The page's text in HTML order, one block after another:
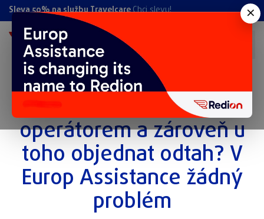
Sleva 50% na službu TravelcareChci slevu!
Povídat si s virutálním
operátorem a zároveň u
toho objednat odtah? V
Europ Assistance žádný
problém
×